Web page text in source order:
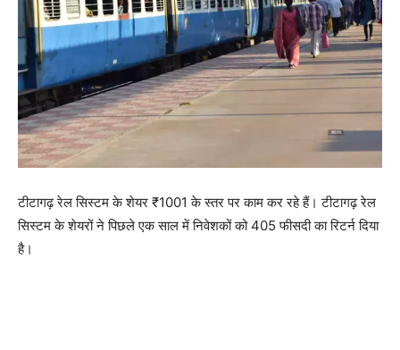
टीटागढ़ रेल सिस्टम के शेयर ₹1001 के स्तर पर काम कर रहे हैं। टीटागढ़ रेल
सिस्टम के शेयरों ने पिछले एक साल में निवेशकों को 405 फीसदी का रिटर्न दिया
है।